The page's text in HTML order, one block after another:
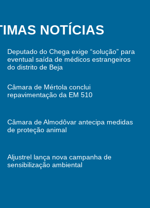
NOTÍCIAS
Deputado do Chega exige “solução” para
eventual saída de médicos estrangeiros
do distrito de Beja
Câmara de Mértola conclui
repavimentação da EM 510
Câmara de Almodôvar antecipa medidas
de proteção animal
Aljustrel lança nova campanha de
sensibilização ambiental